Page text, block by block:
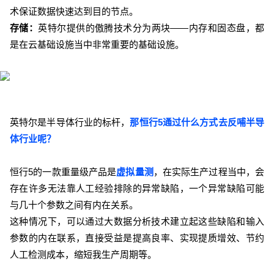
术保证数据快速达到目的节点。
存储：英特尔提供的傲腾技术分为两块——内存和固态盘，都
是在云基础设施当中非常重要的基础设施。
英特尔是半导体行业的标杆，那恒行5通过什么方式去反哺半导
体行业呢？
恒行5的一款重量级产品是虚拟量测 ，在实际生产过程当中，会
存在许多无法靠人工经验排除的异常缺陷，一个异常缺陷可能
与几十个参数之间有内在关系。
这种情况下，可以通过大数据分析技术建立起这些缺陷和输入
参数的内在联系，直接受益是提高良率、实现提质增效、节约
人工检测成本，缩短我生产周期等。